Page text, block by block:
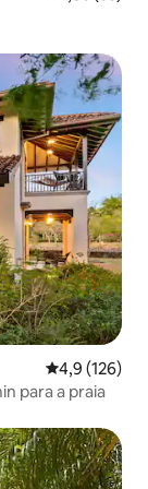
4,9 de uma
4,9 (126)
para a praia